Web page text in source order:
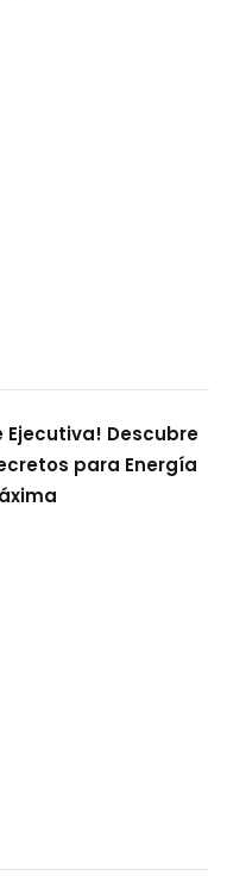
Ejecutiva! Descubre
para Energía